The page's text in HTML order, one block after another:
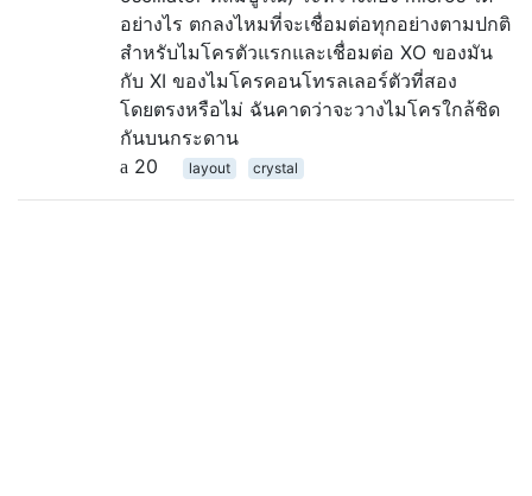
อย่างไร ตกลงไหมที่จะเชื่อมต่อทุกอย่างตามปกติ
สำหรับไมโครตัวแรกและเชื่อมต่อ XO ของมัน
กับ XI ของไมโครคอนโทรลเลอร์ตัวที่สอง
โดยตรงหรือไม่ ฉันคาดว่าจะวางไมโครใกล้ชิด
กันบนกระดาน
20
layout crystal